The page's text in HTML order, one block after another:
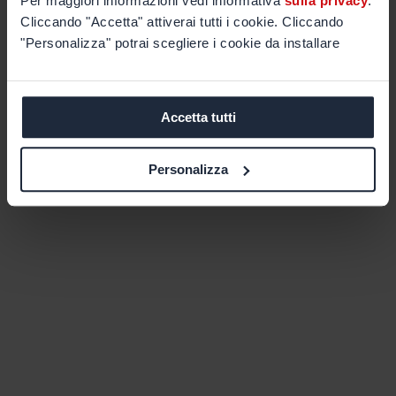
Cliccando "Accetta" attiverai tutti i cookie. Cliccando
"Personalizza" potrai scegliere i cookie da installare
Accetta tutti
Personalizza